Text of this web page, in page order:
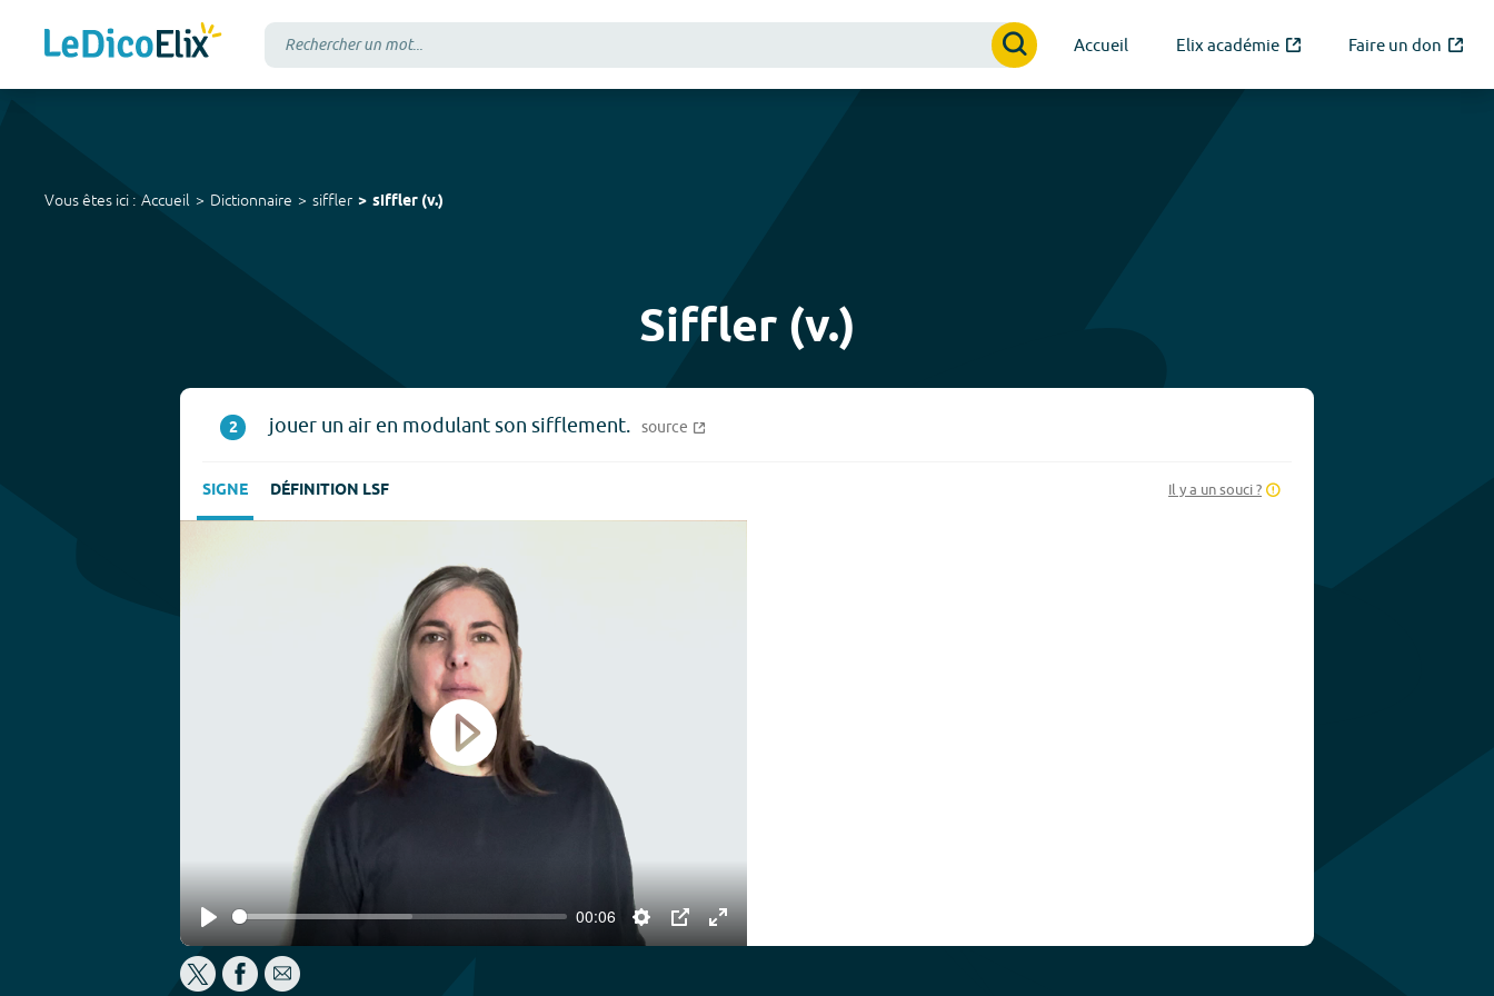
Accueil Elix académie Faire un don
Vous êtes ici : Accueil Dictionnaire siffler siffler (v.)
Siffler (v.)
2 jouer un air en modulant son sifflement. source
SIGNE DÉFINITION LSF Il y a un souci ?
Play
00:06
Settings
PIP Enter
Play